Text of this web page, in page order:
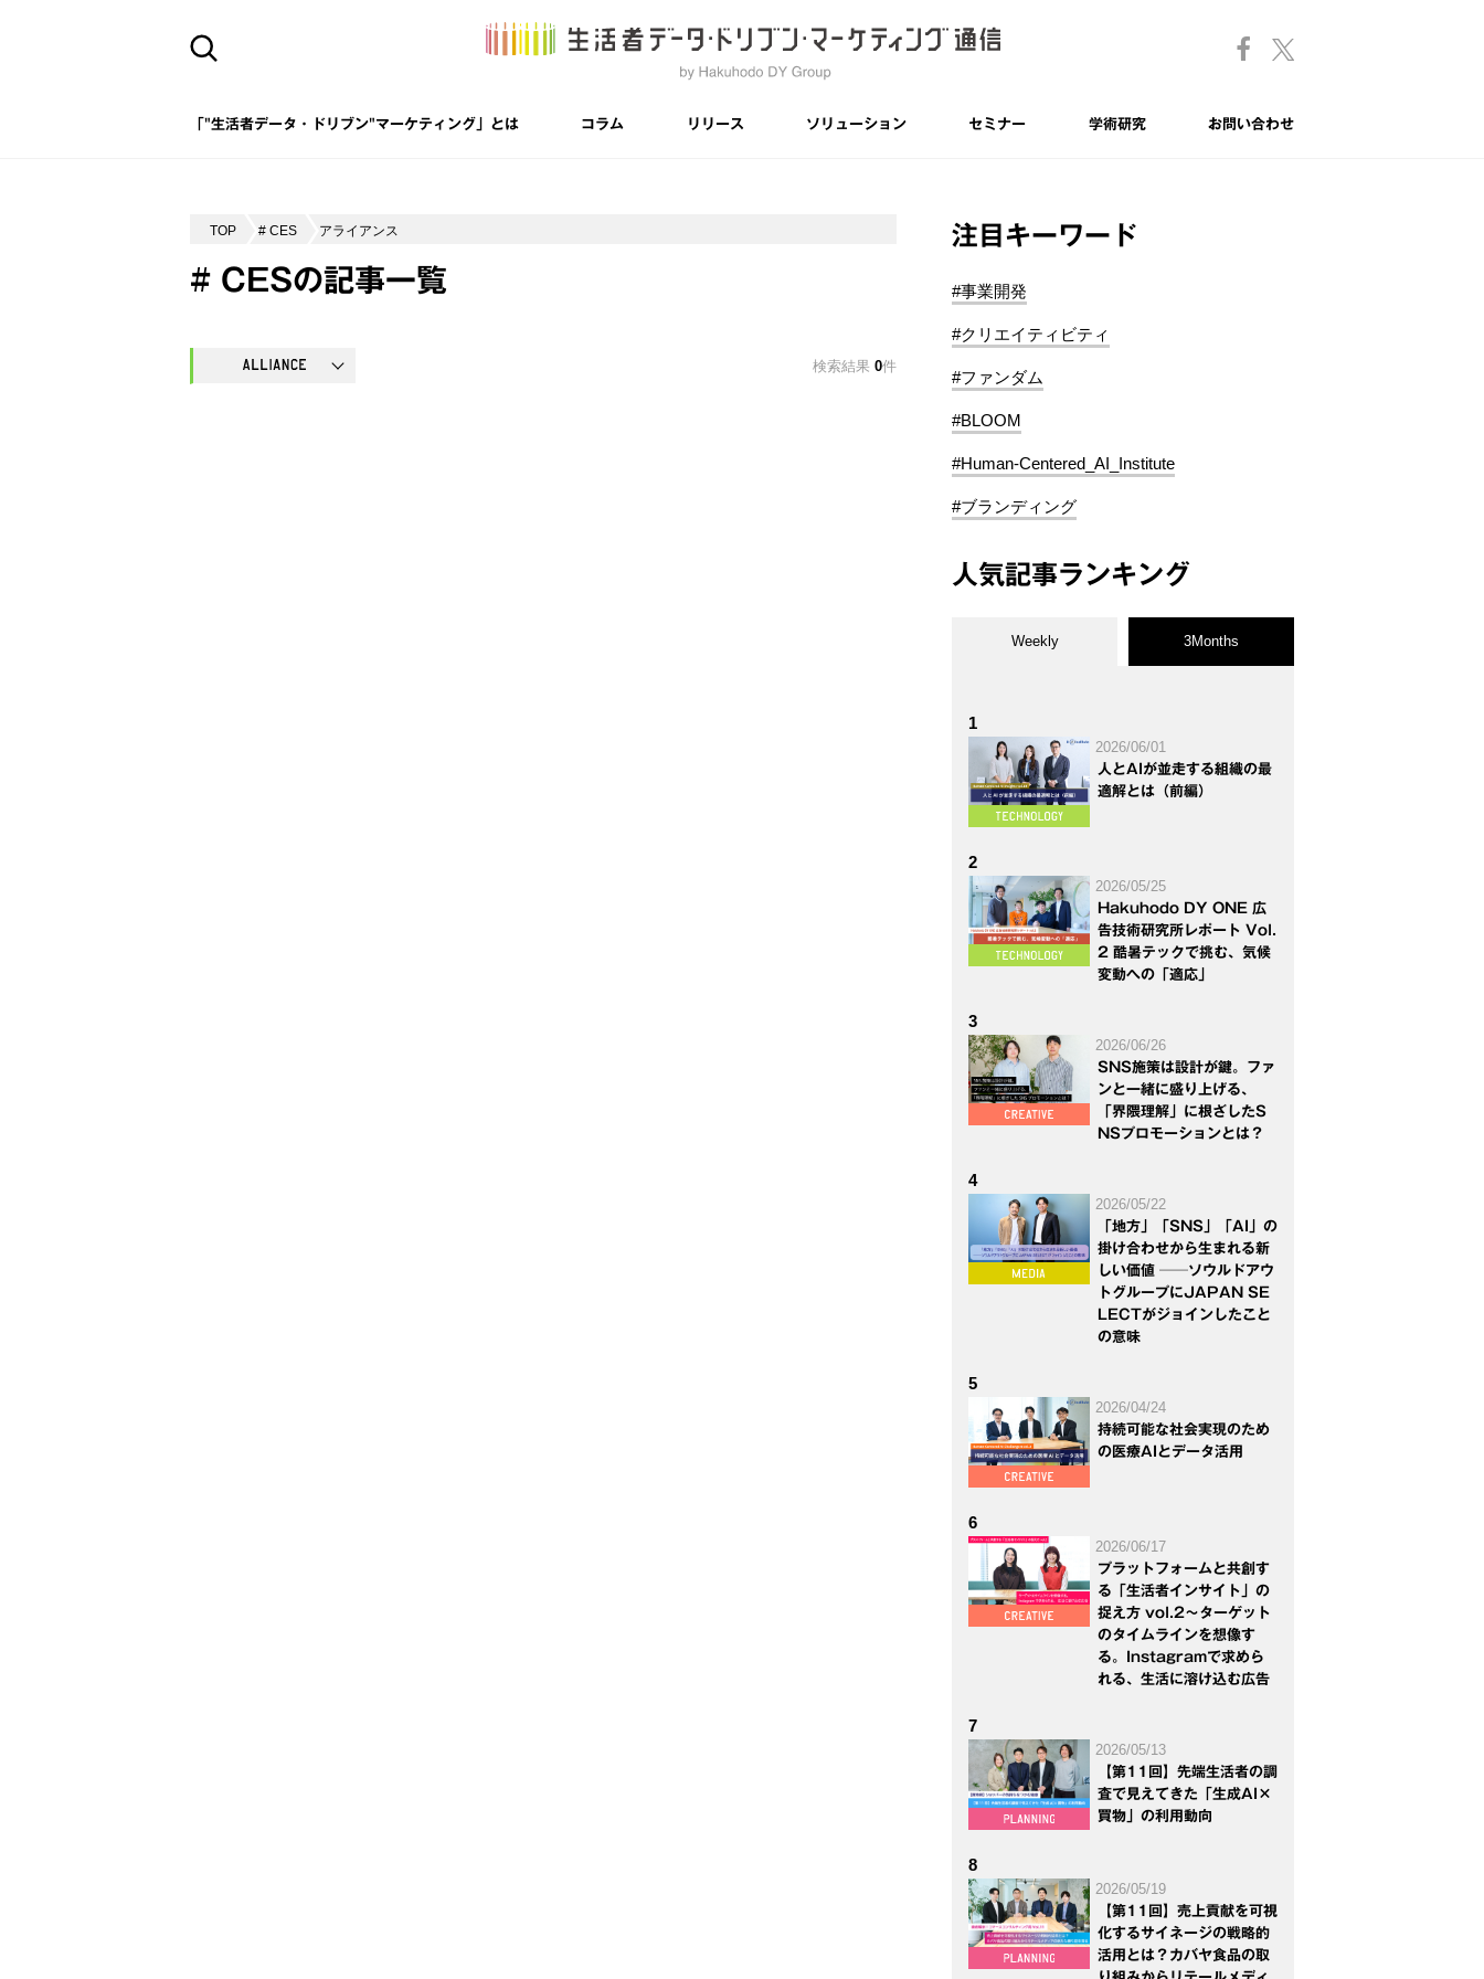
「"生活者データ・ドリブン"マーケティング」とは コラム リリース ソリューション セミナー 学術研究 お問い合わせ
TOP # CES アライアンス
# CESの記事一覧
検索結果 0件
注目キーワード
#事業開発
#クリエイティビティ
#ファンダム
#BLOOM
#Human-Centered_AI_Institute
#ブランディング
人気記事ランキング
Weekly 3Months
1
2026/06/01
人とAIが並走する組織の最
適解とは（前編）
2
2026/05/25
Hakuhodo DY ONE 広
告技術研究所レポート Vol.
2 酷暑テックで挑む、気候
変動への「適応」
3
2026/06/26
SNS施策は設計が鍵。ファ
ンと一緒に盛り上げる、
「界隈理解」に根ざしたS
NSプロモーションとは？
4
2026/05/22
「地方」「SNS」「AI」の
掛け合わせから生まれる新
しい価値 ──ソウルドアウ
トグループにJAPAN SE
LECTがジョインしたこと
の意味
5
2026/04/24
持続可能な社会実現のため
の医療AIとデータ活用
6
2026/06/17
プラットフォームと共創す
る「生活者インサイト」の
捉え方 vol.2～ターゲット
のタイムラインを想像す
る。Instagramで求めら
れる、生活に溶け込む広告
7
2026/05/13
【第11回】先端生活者の調
査で見えてきた「生成AI×
買物」の利用動向
8
2026/05/19
【第11回】売上貢献を可視
化するサイネージの戦略的
活用とは？カバヤ食品の取